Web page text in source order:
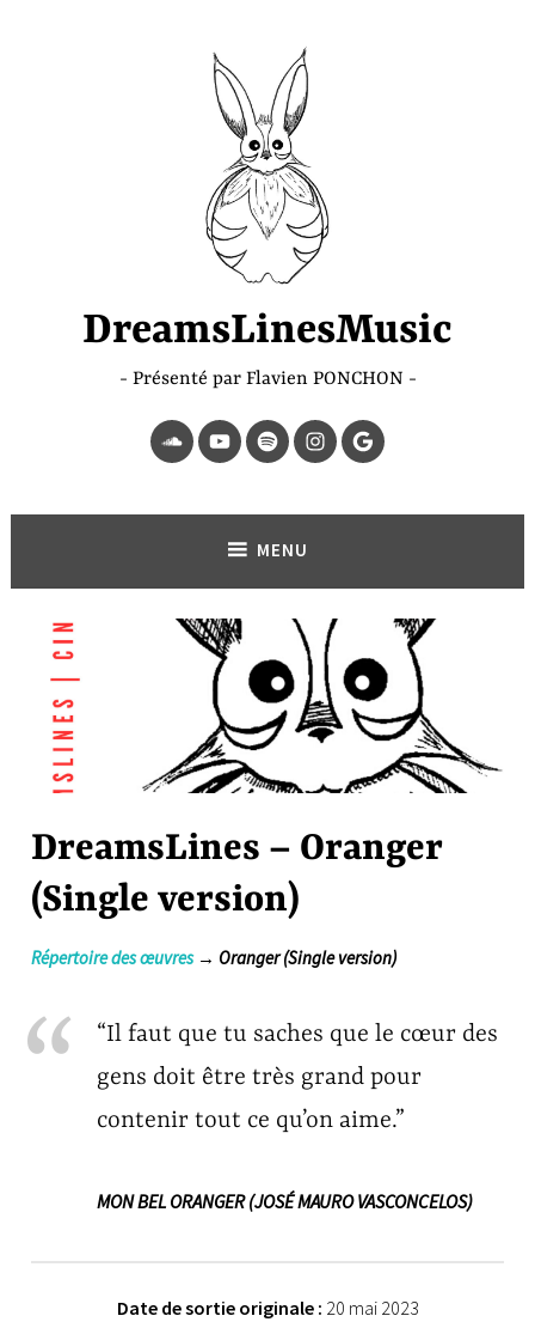
DreamsLinesMusic
Présenté par Flavien PONCHON
SoundCloud
YouTubeSpotifyInstagram
Page
Google
MENU
DreamsLines – Oranger
(Single version)
Répertoire des œuvres→ Oranger (Single version)
“Il faut que tu saches que le cœur des
gens doit être très grand pour
contenir tout ce qu’on aime.”
MON BEL ORANGER (JOSÉ MAURO VASCONCELOS)
Date de sortie originale : 20 mai 2023